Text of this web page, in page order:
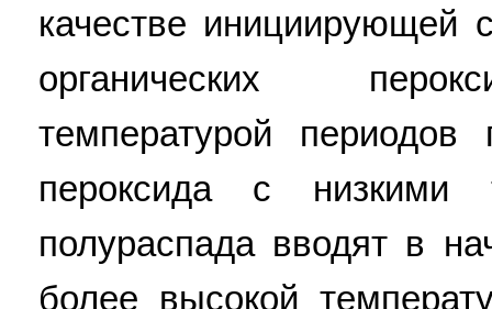
качестве инициирующей
органических
температурой
пероксида с низкими
полураспада вводят в
более высокой